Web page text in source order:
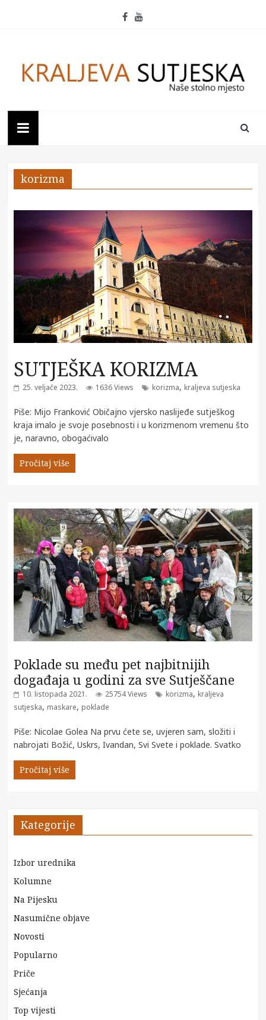
Kraljeva
Sutjeska
stolno
mjesto
korizma
SUTJEŠKA KORIZMA
25. veljače 2023. 1636 Views korizma, kraljeva sutjeska
Piše: Mijo Franković Običajno vjersko naslijeđe sutješkog
kraja imalo je svoje posebnosti i u korizmenom vremenu što
je, naravno, obogaćivalo
Pročitaj više
Poklade su među pet najbitnijih
događaja u godini za sve Sutješčane
10. listopada 2021. 25754 Views korizma, kraljeva
sutjeska, maskare, poklade
Piše: Nicolae Golea Na prvu ćete se, uvjeren sam, složiti i
nabrojati Božić, Uskrs, Ivandan, Svi Svete i poklade. Svatko
Pročitaj više
Kategorije
Izbor urednika
Kolumne
Na Pijesku
Nasumične objave
Novosti
Popularno
Priče
Sjećanja
Top vijesti